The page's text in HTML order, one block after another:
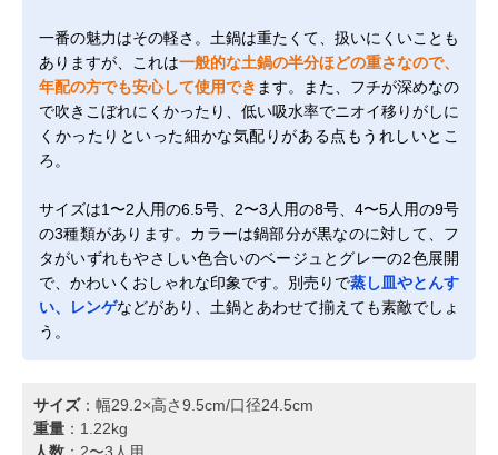
一番の魅力はその軽さ。土鍋は重たくて、扱いにくいことも
ありますが、これは一般的な土鍋の半分ほどの重さなので、
年配の方でも安心して使用でき ます。また、フチが深めなの
で吹きこぼれにくかったり、低い吸水率でニオイ移りがしに
くかったりといった細かな気配りがある点もうれしいとこ
ろ。
サイズは1〜2人用の6.5号、2〜3人用の8号、4〜5人用の9号
の3種類があります。カラーは鍋部分が黒なのに対して、フ
タがいずれもやさしい色合いのベージュとグレーの2色展開
で、かわいくおしゃれな印象です。別売りで蒸し皿やとんす
い、レンゲなどがあり、土鍋とあわせて揃えても素敵でしょ
う。
サイズ：幅29.2×高さ9.5cm/口径24.5cm
重量 ：1.22kg
人数 ：2〜3人用